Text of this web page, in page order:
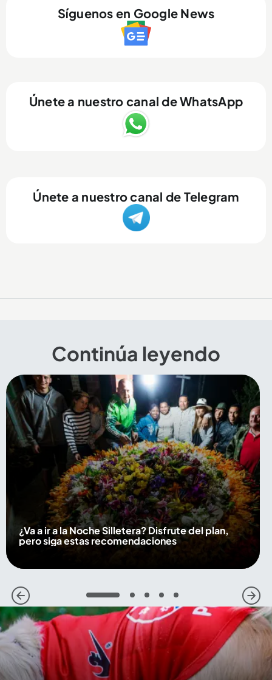
Síguenos en Google News
Únete a nuestro canal de WhatsApp
Únete a nuestro canal de Telegram
Continúa leyendo
¿Va a ir a la Noche Silletera? Disfrute del plan,
pero siga estas recomendaciones
1 2 3 4 5